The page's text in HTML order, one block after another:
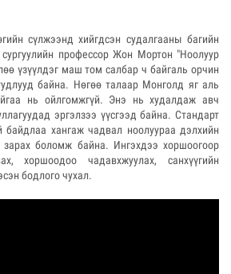
сүлжээнд хийгдсэн судалгааны багийн
профессор Жон Мортон "Ноолуур
үзүүлдэг маш том салбар ч байгаль орчин
байна. Нөгөө талаар Монголд яг аль
нь ойлгомжгүй. Энэ нь худалдаж авч
эргэлзээ үүсгээд байна. Стандарт
байдлаа хангаж чадвал ноолуураа дэлхийн
боломж байна. Ингэхдээ хоршоогоор
хоршоодоо чадавхжуулах, санхүүгийн
бодлого чухал.